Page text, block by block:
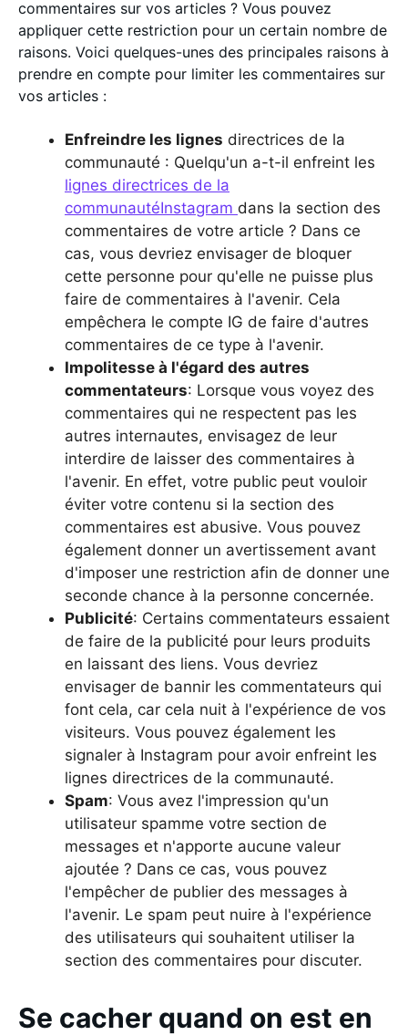
commentaires sur vos articles ? Vous pouvez
appliquer cette restriction pour un certain nombre de
raisons. Voici quelques-unes des principales raisons à
prendre en compte pour limiter les commentaires sur
vos articles :
Enfreindre les lignes directrices de la
communauté : Quelqu'un a-t-il enfreint les
lignes directrices de la
communautéInstagram dans la section des
commentaires de votre article ? Dans ce
cas, vous devriez envisager de bloquer
cette personne pour qu'elle ne puisse plus
faire de commentaires à l'avenir. Cela
empêchera le compte IG de faire d'autres
commentaires de ce type à l'avenir.
Impolitesse à l'égard des autres
commentateurs: Lorsque vous voyez des
commentaires qui ne respectent pas les
autres internautes, envisagez de leur
interdire de laisser des commentaires à
l'avenir. En effet, votre public peut vouloir
éviter votre contenu si la section des
commentaires est abusive. Vous pouvez
également donner un avertissement avant
d'imposer une restriction afin de donner une
seconde chance à la personne concernée.
Publicité: Certains commentateurs essaient
de faire de la publicité pour leurs produits
en laissant des liens. Vous devriez
envisager de bannir les commentateurs qui
font cela, car cela nuit à l'expérience de vos
visiteurs. Vous pouvez également les
signaler à Instagram pour avoir enfreint les
lignes directrices de la communauté.
Spam: Vous avez l'impression qu'un
utilisateur spamme votre section de
messages et n'apporte aucune valeur
ajoutée ? Dans ce cas, vous pouvez
l'empêcher de publier des messages à
l'avenir. Le spam peut nuire à l'expérience
des utilisateurs qui souhaitent utiliser la
section des commentaires pour discuter.
Se cacher quand on est en